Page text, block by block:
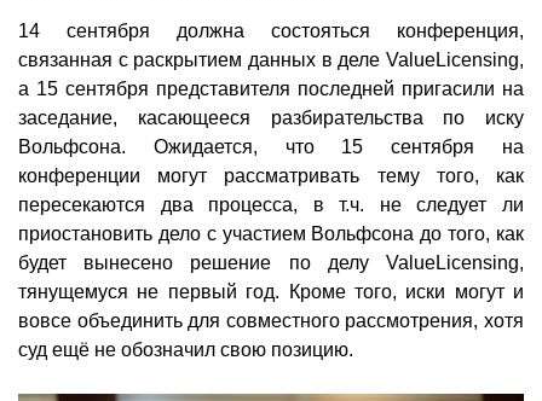
14 сентября должна состояться конференция,
связанная с раскрытием данных в деле ValueLicensing,
а 15 сентября представителя последней пригасили на
заседание, касающееся разбирательства по иску
Вольфсона. Ожидается, что 15 сентября на
конференции могут рассматривать тему того, как
пересекаются два процесса, в т.ч. не следует ли
приостановить дело с участием Вольфсона до того, как
будет вынесено решение по делу ValueLicensing,
тянущемуся не первый год. Кроме того, иски могут и
вовсе объединить для совместного рассмотрения, хотя
суд ещё не обозначил свою позицию.